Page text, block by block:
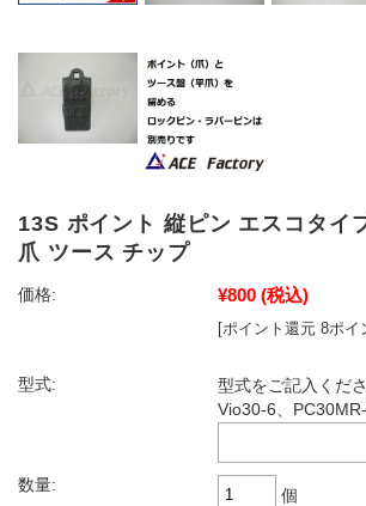
13S ポイント 縦ピン エスコタイ
爪 ツース チップ
価格: ¥800 (税込)
[ポイント還元 8ポイ
型式:
型式をご記入くだ
Vio30-6、
数量:
個